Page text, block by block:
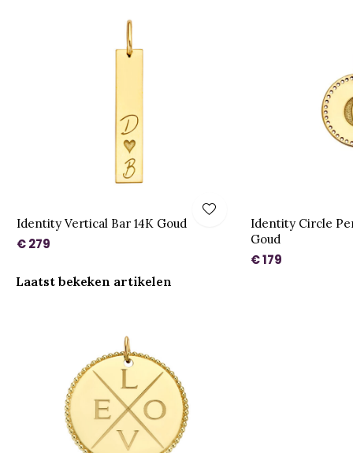
Identity Vertical Bar 14K Goud
€ 279
Identity Circle
Goud
€ 179
Laatst bekeken artikelen